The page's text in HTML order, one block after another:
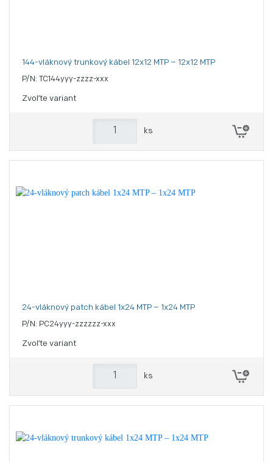
144-vláknový trunkový kábel 12x12 MTP – 12x12 MTP
P/N: TC144yyy-zzzz-xxx
Zvoľte variant
ks
24-vláknový patch kábel 1x24 MTP – 1x24 MTP
P/N: PC24yyy-zzzzzz-xxx
Zvoľte variant
ks